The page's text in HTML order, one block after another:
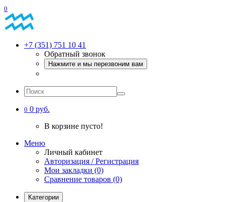
0
+7 (351) 751 10 41
Обратный звонок
Нажмите и мы перезвоним вам
0 0 руб.
В корзине пусто!
Меню
Личный кабинет
Авторизация / Регистрация
Мои закладки (0)
Сравнение товаров (0)
Категории